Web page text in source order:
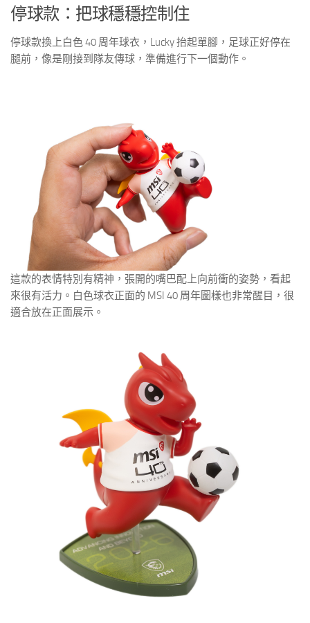
停球款：把球穩穩控制住
停球款換上白色 40 周年球衣，Lucky 抬起單腳，足球正好停在
腿前，像是剛接到隊友傳球，準備進行下一個動作。
這款的表情特別有精神，張開的嘴巴配上向前衝的姿勢，看起
來很有活力。白色球衣正面的 MSI 40 周年圖樣也非常醒目，很
適合放在正面展示。